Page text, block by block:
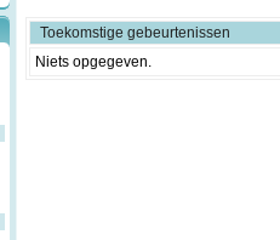
Toekomstige gebeurtenissen
Niets opgegeven.